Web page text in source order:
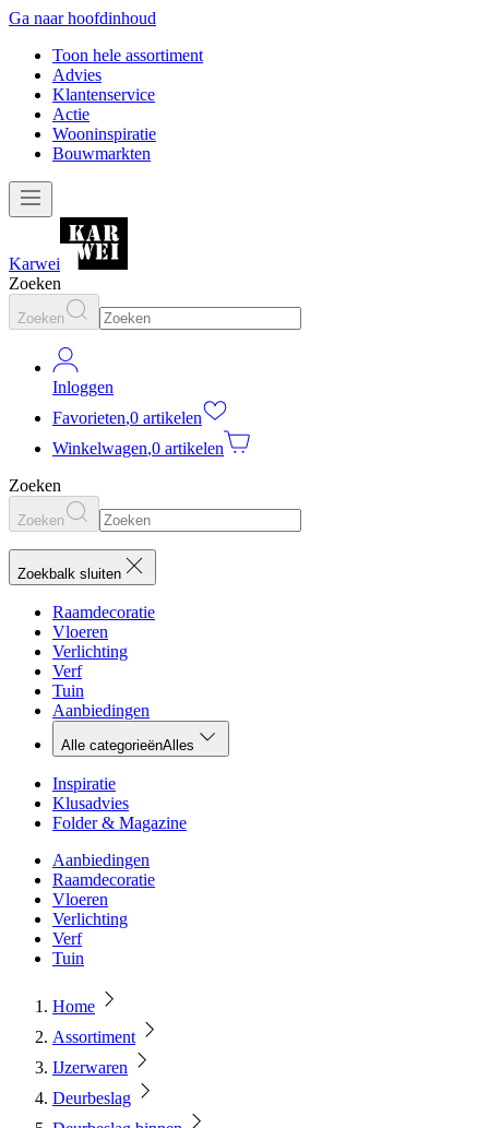
Ga naar hoofdinhoud
Toon hele assortiment
Advies
Klantenservice
Actie
Wooninspiratie
Bouwmarkten
Karwei
Zoeken
Zoeken
Inloggen
Favorieten,0 artikelen
Winkelwagen,0 artikelen
Zoeken
Zoeken
Zoekbalk sluiten
Raamdecoratie
Vloeren
Verlichting
Verf
Tuin
Aanbiedingen
Alle categorieënAlles
Inspiratie
Klusadvies
Folder & Magazine
Aanbiedingen
Raamdecoratie
Vloeren
Verlichting
Verf
Tuin
Home
Assortiment
IJzerwaren
Deurbeslag